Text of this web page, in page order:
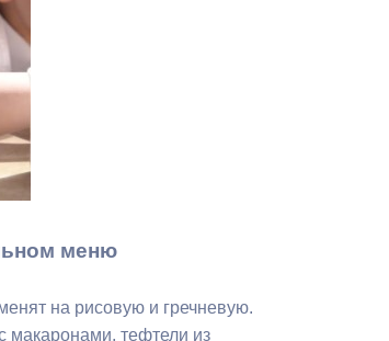
коррупции
деятельность
комфортной
среды
для граждан
сведения
оборона в
ситуациях
меню
на рисовую и гречневую.
макаронами, тефтели из